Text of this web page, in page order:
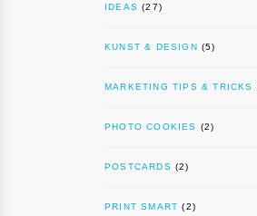
IDEAS (27)
KUNST & DESIGN (5)
MARKETING TIPS & TRICKS
PHOTO COOKIES (2)
POSTCARDS (2)
PRINT SMART (2)